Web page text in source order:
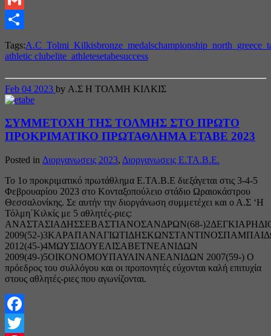
Gmail
Tags:A.C_Tolmi_Kilkisbronze_medals
athletic clubelite_athletesetabesuccess
Feb 04 2023 by Α.Σ Η ΤΟΛΜΗ ΚΙΛΚΙΣ
ΣΥΜΜΕΤΟΧΗ ΤΗΣ ΤΟΛΜΗΣ ΣΤΟ ΠΡΩΤΟ
ΠΡΟΚΡΙΜΑΤΙΚΟ ΠΡΩΤΑΘΛΗΜΑ ΕΤΑΒΕ 2023
Posted in Διοργανωσεις 2023, Διοργανωσεις Ε.ΤΑ.Β.Ε.
Το 1ο προκριματικό πρωτάθλημα Ε.ΤΑ.Β.Ε διεξάγεται στις 3-4-5
Φεβρουαρίου 2023 στο Κονταξοπούλειο στάδιο Ωραιοκάστρου
Θεσσαλονίκης. Σε αυτήν την διοργάνωση συμμετέχει και ο Α.Σ ‘Η
Τόλμη΄Κιλκίς με 5 αθλητές-ριες:
ΑΝΑΣΤΑΣΙΑΔΗΣΣΕΒΑΣΤΙΑΝΟΣΑΝΔΡΩΝ(68-
2009(52-
2012(45-)4ΜΩΥΣΙΔΟΥΕΛΙΣΑΒΕΤΝΕΑΝΙΔΩΝ
2009(49-)5ΟΙΚΟΝΟΜΟΥΠΑΥΛΙΝΑΝΕΑΝΙΔΩΝ 2007(59-) O
πρόεδρος του συλλόγου και οι προπονητές εύχονται καλή επιτυχία
στους αθλητές-ριες που αγωνίζονται.
Facebook